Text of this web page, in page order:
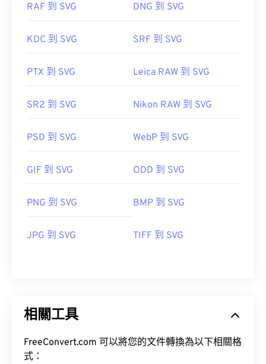
RAF 到 SVG DNG 到 SVG
KDC 到 SVG SRF 到 SVG
PTX 到 SVG Leica RAW 到 SVG
SR2 到 SVG Nikon RAW 到 SVG
PSD 到 SVG WebP 到 SVG
GIF 到 SVG ODD 到 SVG
PNG 到 SVG BMP 到 SVG
JPG 到 SVG TIFF 到 SVG
相關工具
FreeConvert.com 可以將您的文件轉換為以下相關格
式：